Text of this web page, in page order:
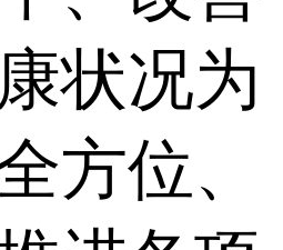
状况为
方位、